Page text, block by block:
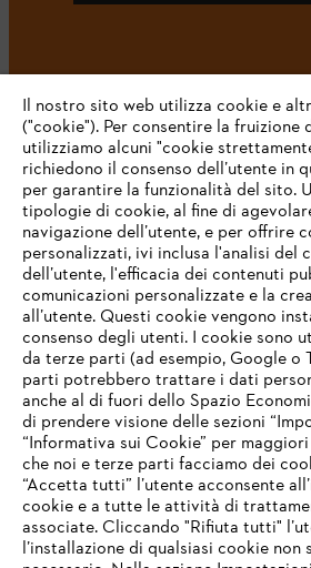
L’azienda
STIHL FAQ
Service
IHR BROWSER WIRD
UNTERSTÜTZT
Il nostro sito web utilizza cookie e
("cookie"). Per consentire la fruizione
utilizziamo alcuni "cookie
richiedono il consenso dell’utente in
per garantire la funzionalità del sito.
tipologie di cookie, al fine di
navigazione dell’utente, e per offrire
personalizzati, ivi inclusa l'analisi del
dell’utente, l'efficacia dei contenuti
comunicazioni personalizzate e la
all’utente. Questi cookie vengono
consenso degli utenti. I cookie sono
da terze parti (ad esempio, Google o
parti potrebbero trattare i dati
anche al di fuori dello Spazio
di prendere visione delle sezioni
“Informativa sui Cookie” per
che noi e terze parti facciamo dei
“Accetta tutti” l’utente acconsente
cookie e a tutte le attività di
associate. Cliccando "Rifiuta tutti"
l’installazione di qualsiasi cookie